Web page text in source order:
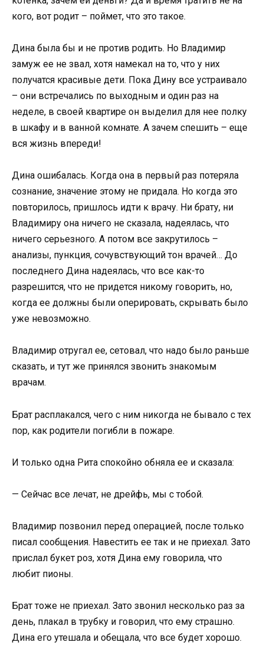
кого, вот родит – поймет, что это такое.
Дина была бы и не против родить. Но Владимир
замуж ее не звал, хотя намекал на то, что у них
получатся красивые дети. Пока Дину все устраивало
– они встречались по выходным и один раз на
неделе, в своей квартире он выделил для нее полку
в шкафу и в ванной комнате. А зачем спешить – еще
вся жизнь впереди!
Дина ошибалась. Когда она в первый раз потеряла
сознание, значение этому не придала. Но когда это
повторилось, пришлось идти к врачу. Ни брату, ни
Владимиру она ничего не сказала, надеялась, что
ничего серьезного. А потом все закрутилось –
анализы, пункция, сочувствующий тон врачей… До
последнего Дина надеялась, что все как-то
разрешится, что не придется никому говорить, но,
когда ее должны были оперировать, скрывать было
уже невозможно.
Владимир отругал ее, сетовал, что надо было раньше
сказать, и тут же принялся звонить знакомым
врачам.
Брат расплакался, чего с ним никогда не бывало с тех
пор, как родители погибли в пожаре.
И только одна Рита спокойно обняла ее и сказала:
— Сейчас все лечат, не дрейфь, мы с тобой.
Владимир позвонил перед операцией, после только
писал сообщения. Навестить ее так и не приехал. Зато
прислал букет роз, хотя Дина ему говорила, что
любит пионы.
Брат тоже не приехал. Зато звонил несколько раз за
день, плакал в трубку и говорил, что ему страшно.
Дина его утешала и обещала, что все будет хорошо.